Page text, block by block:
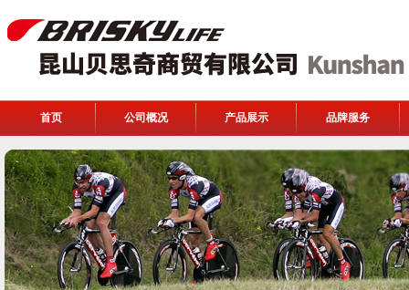
首页 公司概况 产品展示 品牌服务